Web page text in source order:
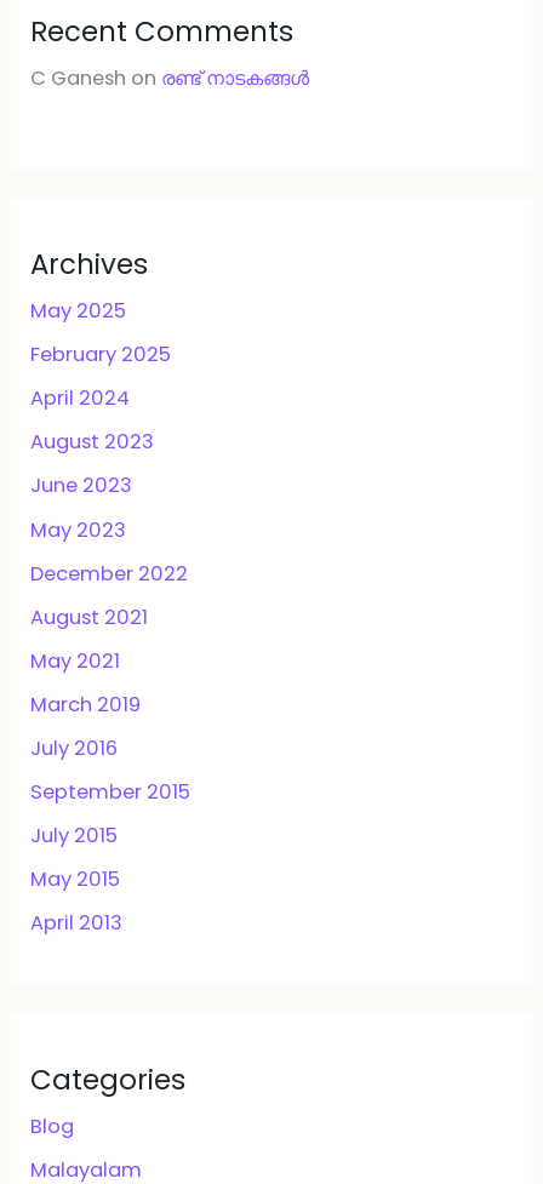
Recent Comments
C Ganesh on രണ്ട് നാടകങ്ങള്‍
Archives
May 2025
February 2025
April 2024
August 2023
June 2023
May 2023
December 2022
August 2021
May 2021
March 2019
July 2016
September 2015
July 2015
May 2015
April 2013
Categories
Blog
Malayalam